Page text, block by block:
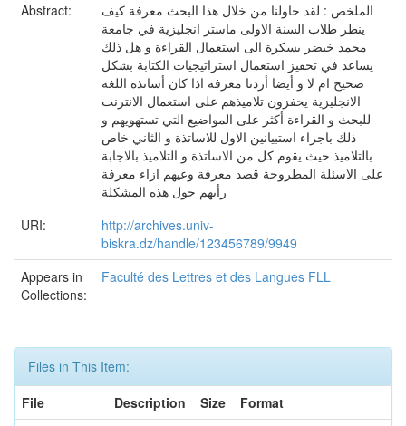
Abstract:
الملخص : لقد حاولنا من خلال هذا البحث معرفة كيف
ينظر طلاب السنة الاولى ماستر انجليزية في جامعة
محمد خيضر بسكرة الى استعمال القراءة و هل ذلك
يساعد في تحفيز استعمال استراتيجيات الكتابة بشكل
صحيح ام لا و أيضا أردنا معرفة اذا كان أساتذة اللغة
الانجليزية يحفزون تلاميذهم على استعمال الانترنت
للبحث و القراءة أكثر على المواضيع التي تستهويهم و
ذلك باجراء استبيانين الاول للاساتذة و الثاني خاص
بالتلاميذ حيث يقوم كل من الاساتذة و التلاميذ بالاجابة
على الاسئلة المطروحة قصد معرفة وعيهم ازاء معرفة
رأيهم حول هذه المشكلة
URI:
http://archives.univ-
biskra.dz/handle/123456789/9949
Appears in
Collections:
Faculté des Lettres et des Langues FLL
Files in This Item:
File
Description Size
Format